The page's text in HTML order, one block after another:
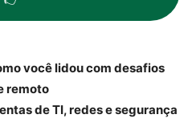
você lidou com desafios
remoto
de TI, redes e segurança